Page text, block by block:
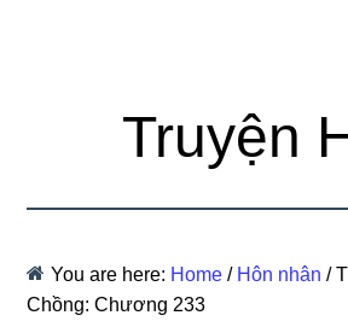
Truyện
You are here: Home / Hôn nhân /
Chồng: Chương 233